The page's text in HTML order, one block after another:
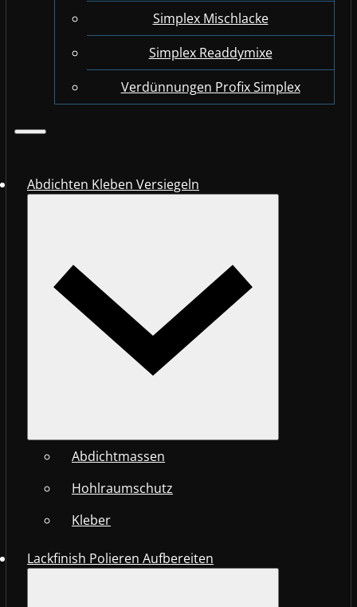
Simplex Mischlacke
Simplex Readdymixe
Verdünnungen Profix Simplex
Abdichten Kleben Versiegeln
Abdichtmassen
Hohlraumschutz
Kleber
Lackfinish Polieren Aufbereiten